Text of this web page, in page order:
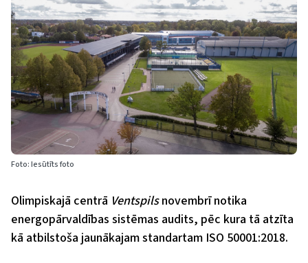
Foto: Iesūtīts foto
Olimpiskajā centrā Ventspilsnovembrī notika
energopārvaldības sistēmas audits, pēc kura tā atzīta
kā atbilstoša jaunākajam standartam ISO 50001:2018.